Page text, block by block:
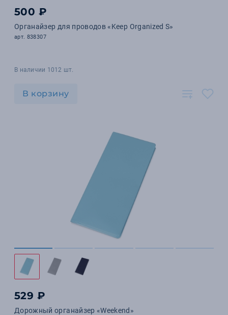
500 ₽
Органайзер для проводов «Keep Organized S»
арт. 838307
В наличии 1012 шт.
В корзину
529 ₽
Дорожный органайзер «Weekend»